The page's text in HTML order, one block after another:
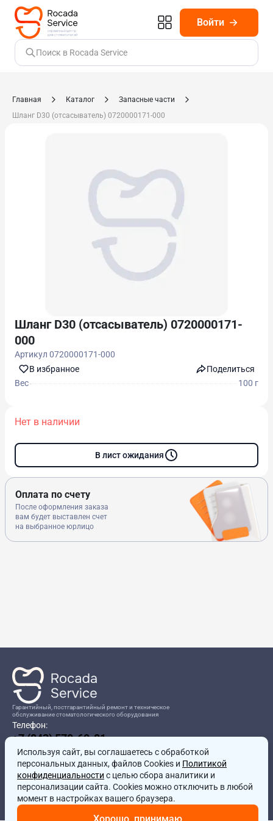
Войти
Поиск в Rocada Service
Главная Каталог
Запасные части
Шланг D30 (отсасыватель) 0720000171-000
Шланг D30 (отсасыватель) 0720000171-
000
Артикул 0720000171-000
В избранноe
Поделиться
Вес
100 г
Нет в наличии
В лист ожидания
Оплата по счету
После оформления заказа
вам будет выставлен счет
на выбранное юрлицо
Гарантийный, постгарантийный ремонт и техническое
обслуживание стоматологического оборудования
Телефон:
+7 (843) 570-60-81
Режим работы:8:00-17:00
Адрес:
г.Казань, ул.Проспект Победы, д.204в
Почта:
service@rocadamed.ru
Используя сайт, вы соглашаетесь с обработкой
персональных данных, файлов Cookies и Политикой
конфиденциальности с целью сбора аналитики и
персонализации сайта. Cookies можно отключить в любой
момент в настройках вашего браузера.